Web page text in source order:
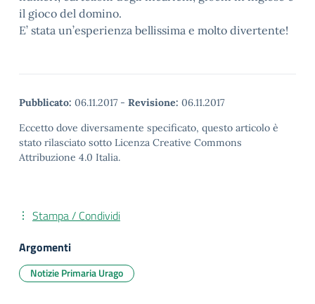
il gioco del domino.
E’ stata un’esperienza bellissima e molto divertente!
Pubblicato: 06.11.2017 - Revisione: 06.11.2017
Eccetto dove diversamente specificato, questo articolo è
stato rilasciato sotto Licenza Creative Commons
Attribuzione 4.0 Italia.
Stampa / Condividi
Argomenti
Notizie Primaria Urago